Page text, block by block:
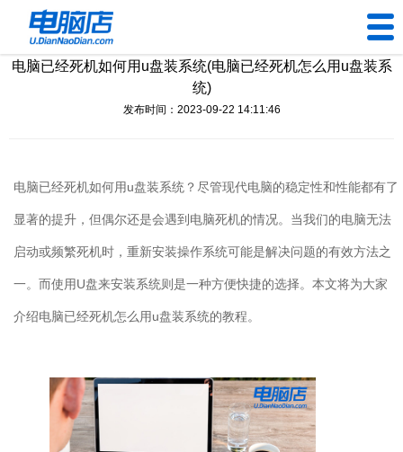
U盘工具
装机问题
电脑问题
电脑已经死机如何用u盘装系统(电脑已经死机怎么用u盘装系
统)
发布时间：2023-09-22 14:11:46
电脑已经死机如何用u盘装系统？尽管现代电脑的稳定性和性能都有了
显著的提升，但偶尔还是会遇到电脑死机的情况。当我们的电脑无法
启动或频繁死机时，重新安装操作系统可能是解决问题的有效方法之
一。而使用U盘来安装系统则是一种方便快捷的选择。本文将为大家
介绍电脑已经死机怎么用u盘装系统的教程。